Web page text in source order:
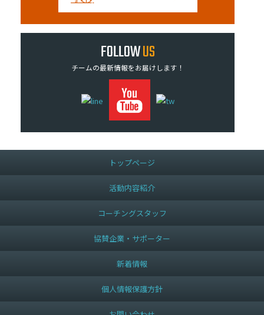
FOLLOWUS
チームの最新情報をお届けします！
トップページ
活動内容紹介
コーチングスタッフ
協賛企業・サポーター
新着情報
個人情報保護方針